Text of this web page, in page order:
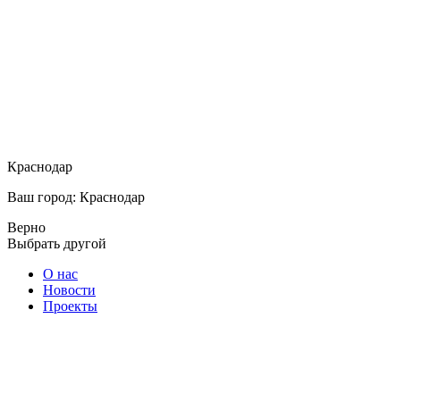
Краснодар
Ваш город: Краснодар
Верно
Выбрать другой
О нас
Новости
Проекты